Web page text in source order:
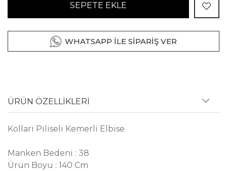
SEPETE EKLE
WHATSAPP İLE SİPARİŞ VER
ÜRÜN ÖZELLİKLERİ
Kolları Piliseli Kemerli Elbise
Manken Bedeni : 38
Ürün Boyu : 140 Cm